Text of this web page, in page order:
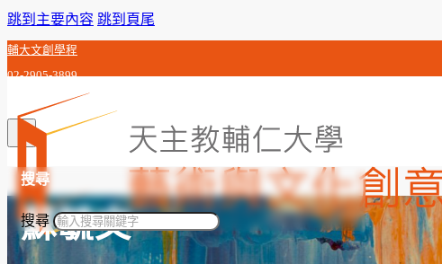
跳到主要內容 跳到頁尾
輔大文創學程
02-2905-3899
c0j992010@gmail.com
搜尋
搜尋
蘇毓文